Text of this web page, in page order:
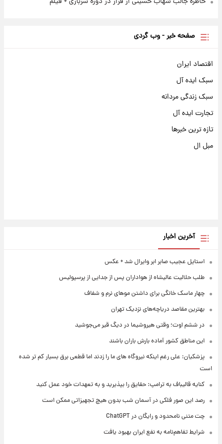
صفحه خبر - وب گردی
اقتصاد ایران
سبک ایده آل
سبک زندگی مردانه
تجارت ایده آل
تازه ترین خبرها
مبل ال
آخرین اخبار
استایل عجیب صابر ابر وایرال شد + عکس
طلب حلالیت عالیشاه از هواداران پس از جدایی از پرسپولیس
چهار ماسک خانگی برای داشتن موهای نرم و شفاف
بهترین مقاصد دریاچه‌های نزدیک تهران
در ششم اوت؛ وقتی هیروشیما در دیگ قیر می‌جوشید
این مناطق کشور آماده بارش باران باشند
پزشکیان: علی رغم اینکه نیروگاه های ما را زدند اما قطعی برق بسیار کم تر شده
است
کنایه قالیباف به ترامپ: حقایق را بپذیرید و به تعهدات خود عمل کنید
رصد این صور فلکی در آسمان شب بدون هیچ تجهیزاتی ممکن است
چت متنی نامحدود و رایگان در ChatGPT
شرایط تفاهم‌نامه به نفع ایران بهبود یافت